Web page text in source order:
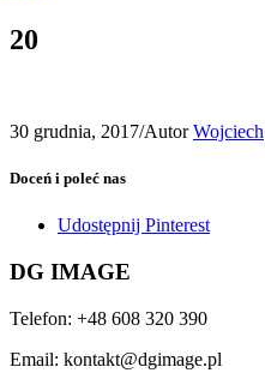
20
30 grudnia, 2017/AutorWojciech
Doceń i poleć nas
Udostępnij Pinterest
DG IMAGE
Telefon: +48 608 320 390
Email: kontakt@dgimage.pl